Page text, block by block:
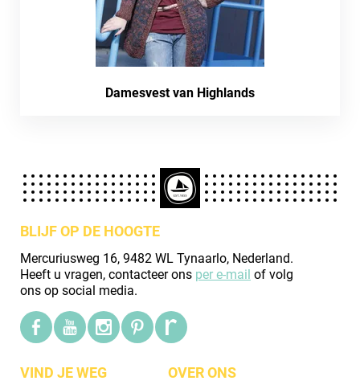
Damesvest van Highlands
BLIJF OP DE HOOGTE
Mercuriusweg 16, 9482 WL Tynaarlo, Nederland.
Heeft u vragen, contacteer ons per e-mail of volg
ons op social media.
VIND JE WEG OVER ONS